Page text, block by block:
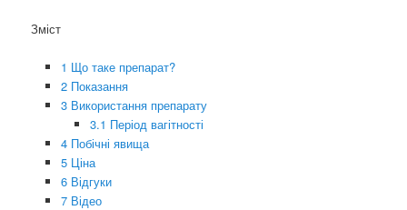
Зміст
1 Що таке препарат?
2 Показання
3 Використання препарату
3.1 Період вагітності
4 Побічні явища
5 Ціна
6 Відгуки
7 Відео